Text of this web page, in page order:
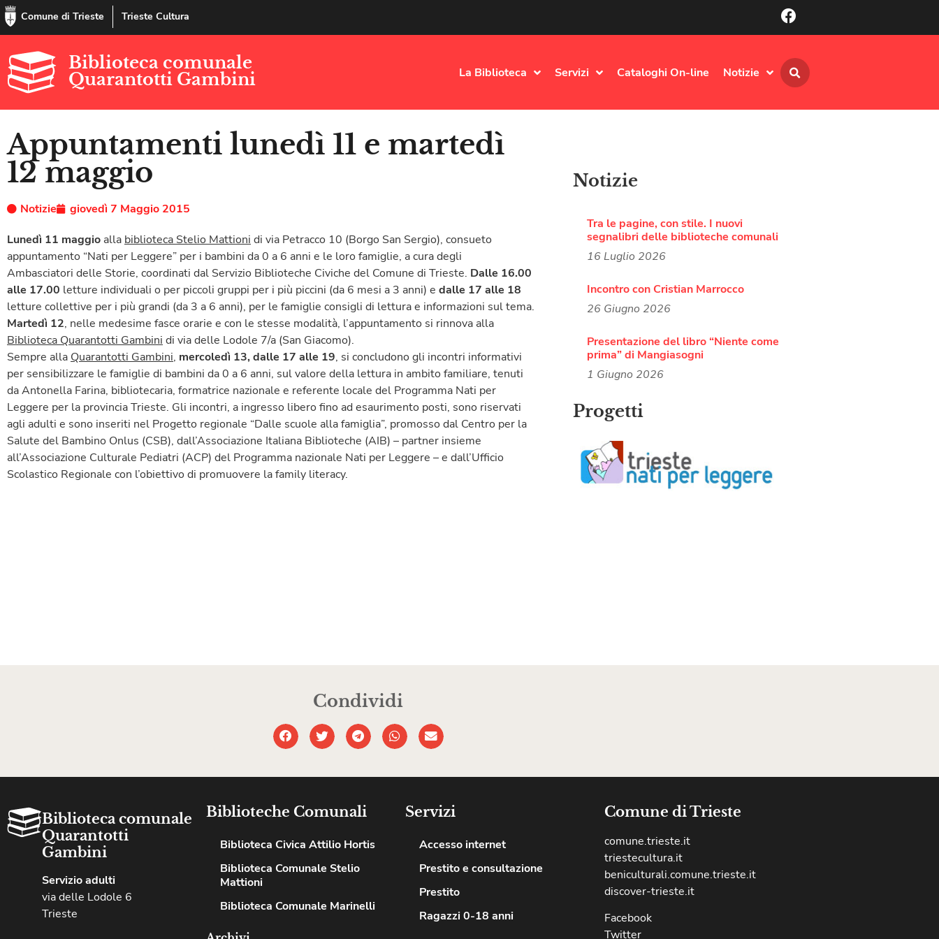
Comune di Trieste Trieste Cultura
Biblioteca comunale
Quarantotti Gambini
La Biblioteca Servizi Cataloghi On-line Notizie
Appuntamenti lunedì 11 e martedì
12 maggio
Notizie
giovedì 7 Maggio 2015
Lunedì 11 maggio alla biblioteca Stelio Mattioni di via Petracco 10 (Borgo San Sergio), consueto
appuntamento “Nati per Leggere” per i bambini da 0 a 6 anni e le loro famiglie, a cura degli
Ambasciatori delle Storie, coordinati dal Servizio Biblioteche Civiche del Comune di Trieste. Dalle 16.00
alle 17.00 letture individuali o per piccoli gruppi per i più piccini (da 6 mesi a 3 anni) e dalle 17 alle 18
letture collettive per i più grandi (da 3 a 6 anni), per le famiglie consigli di lettura e informazioni sul tema.
Martedì 12, nelle medesime fasce orarie e con le stesse modalità, l’appuntamento si rinnova alla
Biblioteca Quarantotti Gambini di via delle Lodole 7/a (San Giacomo).
Sempre alla Quarantotti Gambini, mercoledì 13, dalle 17 alle 19, si concludono gli incontri informativi
per sensibilizzare le famiglie di bambini da 0 a 6 anni, sul valore della lettura in ambito familiare, tenuti
da Antonella Farina, bibliotecaria, formatrice nazionale e referente locale del Programma Nati per
Leggere per la provincia Trieste. Gli incontri, a ingresso libero fino ad esaurimento posti, sono riservati
agli adulti e sono inseriti nel Progetto regionale “Dalle scuole alla famiglia”, promosso dal Centro per la
Salute del Bambino Onlus (CSB), dall’Associazione Italiana Biblioteche (AIB) – partner insieme
all’Associazione Culturale Pediatri (ACP) del Programma nazionale Nati per Leggere – e dall’Ufficio
Scolastico Regionale con l’obiettivo di promuovere la family literacy.
Notizie
Tra le pagine, con stile. I nuovi
segnalibri delle biblioteche comunali
16 Luglio 2026
Incontro con Cristian Marrocco
26 Giugno 2026
Presentazione del libro “Niente come
prima” di Mangiasogni
1 Giugno 2026
Progetti
Condividi
Biblioteca comunale
Quarantotti
Gambini
Servizio adulti
via delle Lodole 6
Trieste
Biblioteche Comunali
Biblioteca Civica Attilio Hortis
Biblioteca Comunale Stelio
Mattioni
Biblioteca Comunale Marinelli
Servizi
Accesso internet
Prestito e consultazione
Prestito
Ragazzi 0-18 anni
Comune di Trieste
comune.trieste.it
triestecultura.it
beniculturali.comune.trieste.it
discover-trieste.it
Facebook
Twitter